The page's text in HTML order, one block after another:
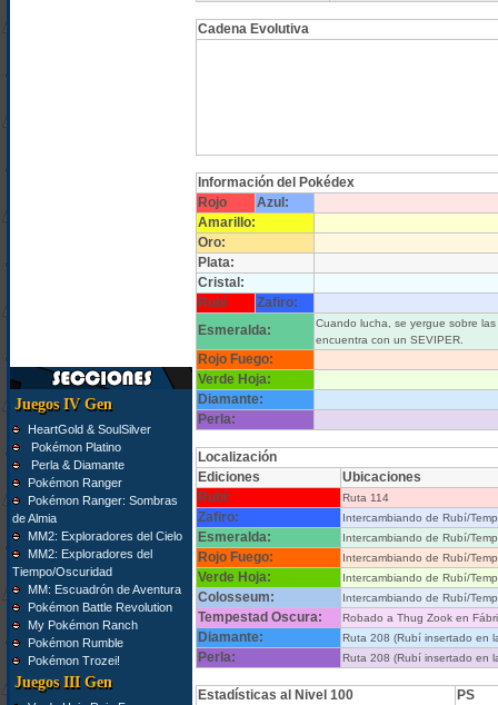
Juegos IV Gen
HeartGold & SoulSilver
Pokémon Platino
Perla & Diamante
Pokémon Ranger
Pokémon Ranger: Sombras
de Almia
MM2: Exploradores del Cielo
MM2: Exploradores del
Tiempo/Oscuridad
MM: Escuadrón de Aventura
Pokémon Battle Revolution
My Pokémon Ranch
Pokémon Rumble
Pokémon Trozei!
Juegos III Gen
Cadena Evolutiva
Información del Pokédex
Rojo
Azul:
Amarillo:
Oro:
Plata:
Cristal:
Rubí
Zafiro:
Esmeralda:
Cuando lucha, se yergue sobre
encuentra con un SEVIPER.
Rojo Fuego:
Verde Hoja:
Diamante:
Perla:
Localización
Ediciones
Ubicaciones
Rubí:
Ruta 114
Zafiro: Intercambiando de Rubí/
Esmeralda: Intercambiando de Rubí/
Rojo Fuego: Intercambiando de Rubí/
Verde Hoja: Intercambiando de Rubí/
Colosseum: Intercambiando de Rubí/
Tempestad Oscura: Robado a Thug Zook en
Diamante: Ruta 208 (Rubí insertado en
Perla: Ruta 208 (Rubí insertado en
Estadísticas al Nivel 100
PS